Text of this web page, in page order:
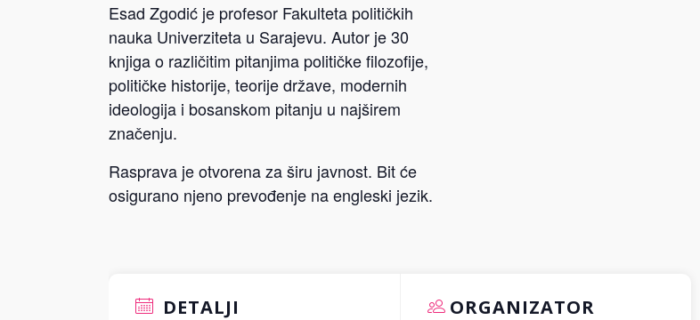
Esad Zgodić je profesor Fakulteta političkih
nauka Univerziteta u Sarajevu. Autor je 30
knjiga o različitim pitanjima političke filozofije,
političke historije, teorije države, modernih
ideologija i bosanskom pitanju u najširem
značenju.
Rasprava je otvorena za širu javnost. Bit će
osigurano njeno prevođenje na engleski jezik.
DETALJI ORGANIZATOR